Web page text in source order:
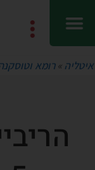
איטליה »רומא